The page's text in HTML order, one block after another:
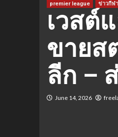
premier league ข่าวกีฬา
เวสต์
ขายส
ลีก –
June 14, 2026